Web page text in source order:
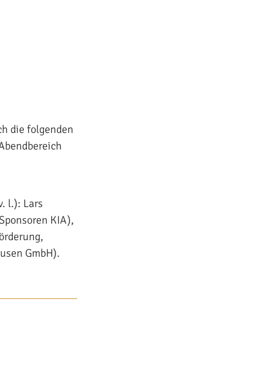
die folgenden
l.): Lars
KIA),
GmbH).